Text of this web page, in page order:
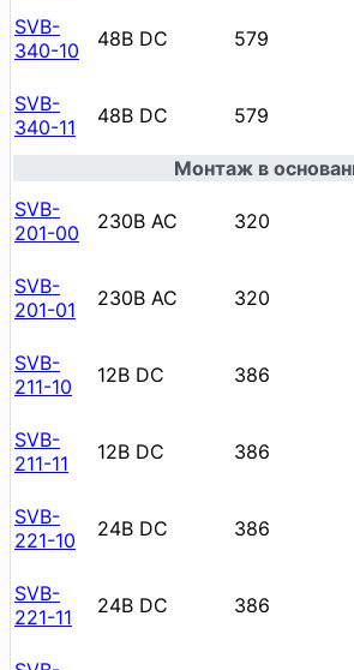
SVB-
340-10
48В DC 579
SVB-
340-11
48В DC 579
Монтаж в
SVB-
201-00
230В AC 320
SVB-
201-01
230В AC 320
SVB-
211-10
12В DC 386
SVB-
211-11
12В DC 386
SVB-
221-10
24В DC 386
SVB-
221-11
24В DC 386